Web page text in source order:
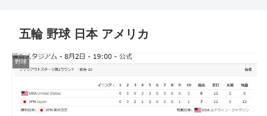
五輪 野球 日本 アメリカ
野球